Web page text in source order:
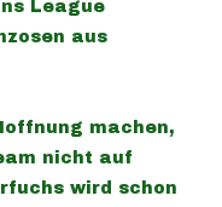
League
aus
machen,
nicht auf
wird schon